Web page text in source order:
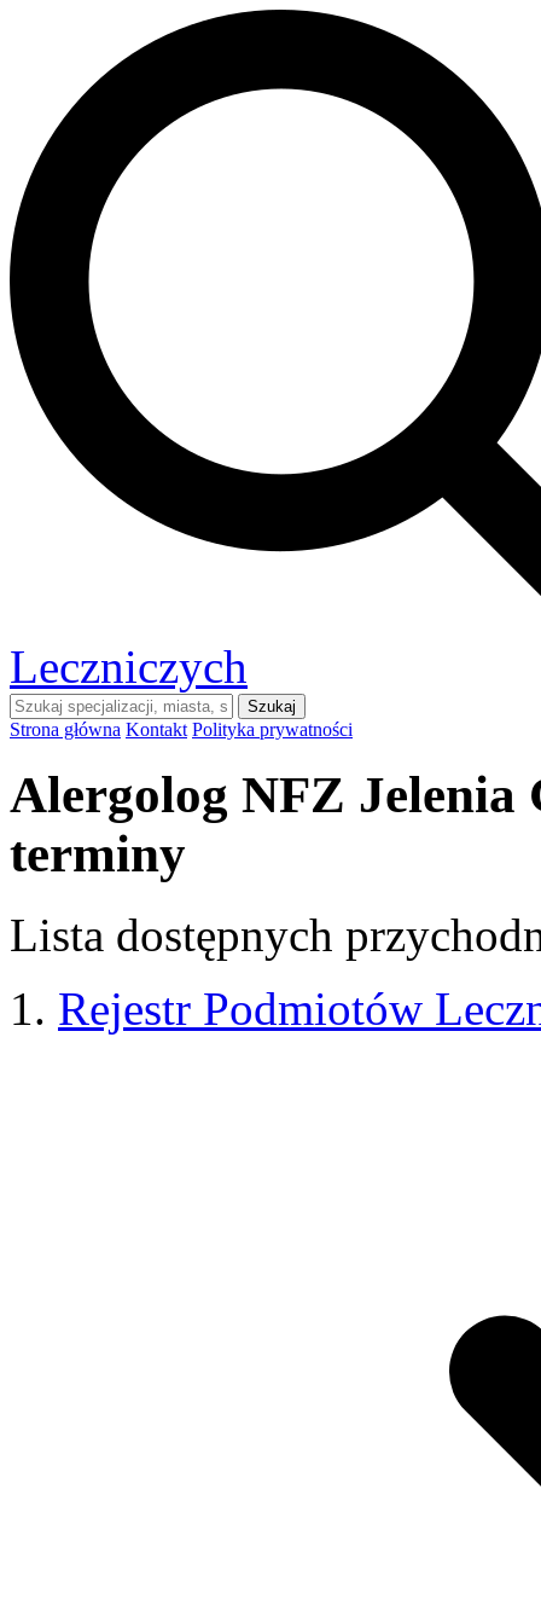
Leczniczych
Szukaj
Strona główna Kontakt Polityka prywatności
Alergolog NFZ Jelenia
terminy
Lista dostępnych
Rejestr Podmiotów